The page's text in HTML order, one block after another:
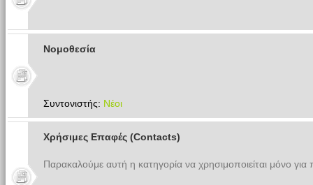
Νομοθεσία
Συντονιστής: Νέοι
Χρήσιμες Επαφές (Contacts)
Παρακαλούμε αυτή η κατηγορία να χρησιμοποιείται μόνο